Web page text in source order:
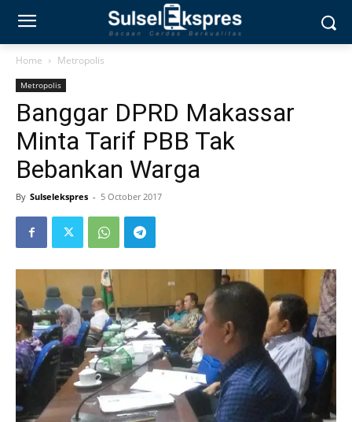
Home Metropolis
Metropolis
Banggar DPRD Makassar
Minta Tarif PBB Tak
Bebankan Warga
By Sulselekspres - 5 October 2017